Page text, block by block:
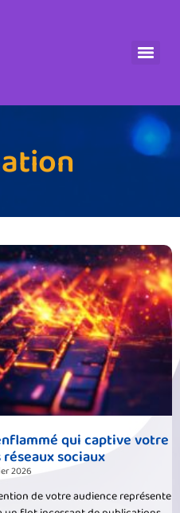
qui captive votre
sociaux
2026
de votre audience représente